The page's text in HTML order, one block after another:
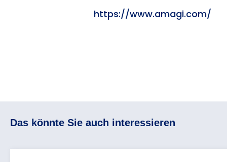
https://www.amagi.com/
Das könnte Sie auch interessieren